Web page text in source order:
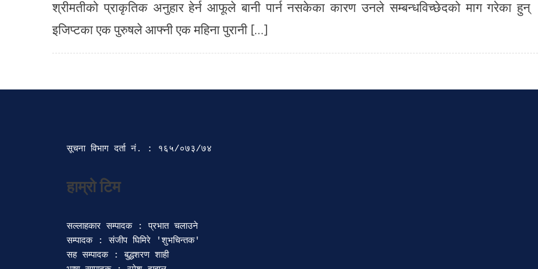
श्रीमतीको प्राकृतिक अनुहार हेर्न आफूले बानी पार्न नसकेका कारण उनले सम्बन्धविच्छेदको माग गरेका हुन्
इजिप्टका एक पुरुषले आफ्नी एक महिना पुरानी […]
सूचना विभाग दर्ता‍ नं. : १६५/०७३/७४
हाम्रो टिम
सल्लाहकार सम्पादक : प्रभात चलाउने
सम्पादक : संजीप घिमिरे 'शुभचिन्तक'
सह सम्पादक : बुद्धशरण शाही